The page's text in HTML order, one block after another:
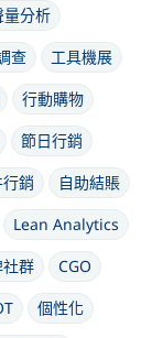
量分析
查
工具機展
行動購物
節日行銷
銷
自助結賬
Lean Analytics
社群
CGO
個性化